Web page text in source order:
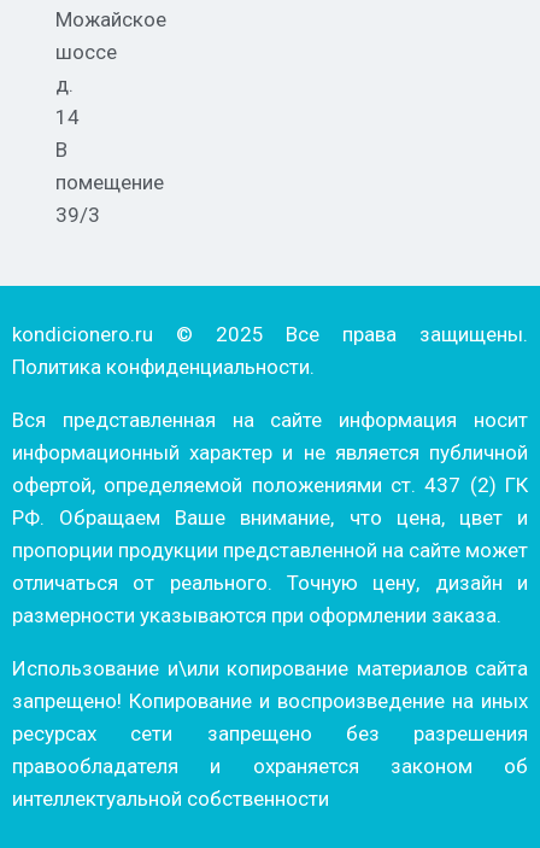
Можайское
шоссе
д.
14
В
помещение
39/3
kondicionero.ru © 2025 Все права защищены.
Политика конфиденциальности.
Вся представленная на сайте информация носит
информационный характер и не является публичной
офертой, определяемой положениями ст. 437 (2) ГК
РФ. Обращаем Ваше внимание, что цена, цвет и
пропорции продукции представленной на сайте может
отличаться от реального. Точную цену, дизайн и
размерности указываются при оформлении заказа.
Использование и\или копирование материалов сайта
запрещено! Копирование и воспроизведение на иных
ресурсах сети запрещено без разрешения
правообладателя и охраняется законом об
интеллектуальной собственности